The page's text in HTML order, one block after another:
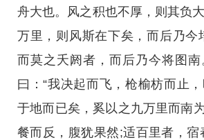
舟大也。风之积也不厚，则其负
万里，则风斯在下矣，而后乃今
而莫之夭阏者，而后乃今将图南
曰：“我决起而飞，枪榆枋而止
于地而已矣，奚以之九万里而南
餐而反，腹犹果然;适百里者，宿